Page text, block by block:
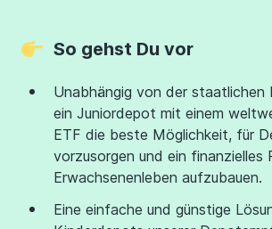
So gehst Du vor
Unabhängig von der staatlichen
ein Juniordepot mit einem
ETF die beste Möglichkeit, für
vorzusorgen und ein finanzielles
Erwachsenenleben aufzubauen.
Eine einfache und günstige